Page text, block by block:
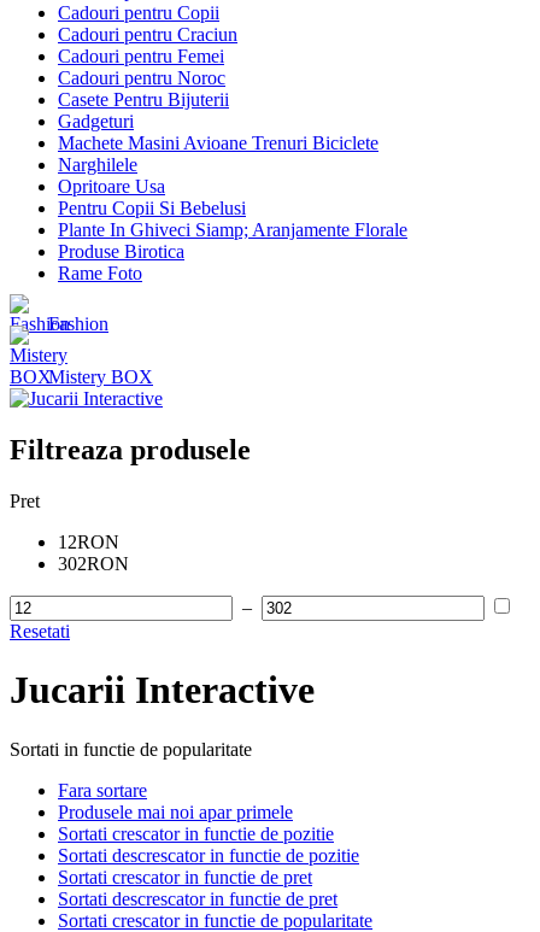
Cadouri pentru Copii
Cadouri pentru Craciun
Cadouri pentru Femei
Cadouri pentru Noroc
Casete Pentru Bijuterii
Gadgeturi
Machete Masini Avioane Trenuri Biciclete
Narghilele
Opritoare Usa
Pentru Copii Si Bebelusi
Plante In Ghiveci Siamp; Aranjamente Florale
Produse Birotica
Rame Foto
Fashion
Mistery BOX
Filtreaza produsele
Pret
12RON
302RON
–
Resetati
Jucarii Interactive
Sortati in functie de popularitate
Fara sortare
Produsele mai noi apar primele
Sortati crescator in functie de pozitie
Sortati descrescator in functie de pozitie
Sortati crescator in functie de pret
Sortati descrescator in functie de pret
Sortati crescator in functie de popularitate